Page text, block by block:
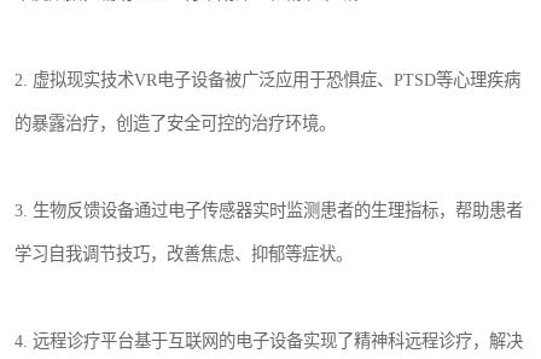
2. 虚拟现实技术VR电子设备被广泛应用于恐惧症、PTSD等心理疾病
的暴露治疗，创造了安全可控的治疗环境。
3. 生物反馈设备通过电子传感器实时监测患者的生理指标，帮助患者
学习自我调节技巧，改善焦虑、抑郁等症状。
4. 远程诊疗平台基于互联网的电子设备实现了精神科远程诊疗，解决